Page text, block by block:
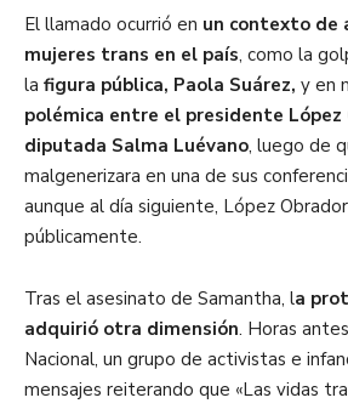
El llamado ocurrió en un contexto de
mujeres trans en el país, como la
la figura pública, Paola Suárez, y en
polémica entre el presidente López
diputada Salma Luévano, luego de
malgenerizara en una de sus
aunque al día siguiente, López
públicamente.
Tras el asesinato de Samantha, la
adquirió otra dimensión. Horas
Nacional, un grupo de activistas e
mensajes reiterando que «Las vidas